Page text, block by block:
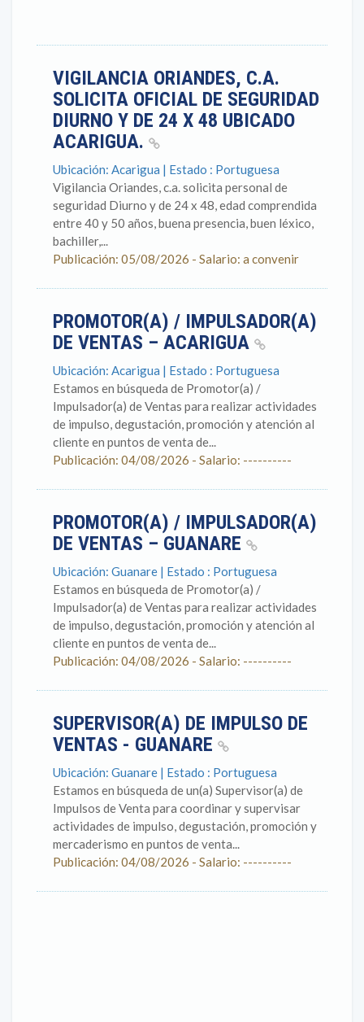
VIGILANCIA ORIANDES, C.A.
SOLICITA OFICIAL DE SEGURIDAD
DIURNO Y DE 24 X 48 UBICADO
ACARIGUA.
Ubicación: Acarigua | Estado : Portuguesa
Vigilancia Oriandes, c.a. solicita personal de
seguridad Diurno y de 24 x 48, edad comprendida
entre 40 y 50 años, buena presencia, buen léxico,
bachiller,...
Publicación: 05/08/2026 - Salario: a convenir
PROMOTOR(A) / IMPULSADOR(A)
DE VENTAS – ACARIGUA
Ubicación: Acarigua | Estado : Portuguesa
Estamos en búsqueda de Promotor(a) /
Impulsador(a) de Ventas para realizar actividades
de impulso, degustación, promoción y atención al
cliente en puntos de venta de...
Publicación: 04/08/2026 - Salario: ----------
PROMOTOR(A) / IMPULSADOR(A)
DE VENTAS – GUANARE
Ubicación: Guanare | Estado : Portuguesa
Estamos en búsqueda de Promotor(a) /
Impulsador(a) de Ventas para realizar actividades
de impulso, degustación, promoción y atención al
cliente en puntos de venta de...
Publicación: 04/08/2026 - Salario: ----------
SUPERVISOR(A) DE IMPULSO DE
VENTAS - GUANARE
Ubicación: Guanare | Estado : Portuguesa
Estamos en búsqueda de un(a) Supervisor(a) de
Impulsos de Venta para coordinar y supervisar
actividades de impulso, degustación, promoción y
mercaderismo en puntos de venta...
Publicación: 04/08/2026 - Salario: ----------